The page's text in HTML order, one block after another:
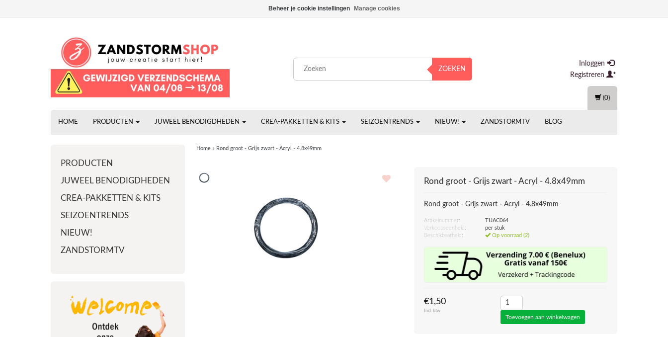
ZOEKEN
Inloggen
Registreren
HOME PRODUCTEN JUWEEL BENODIGDHEDEN CREA-PAKKETTEN & KITS SEIZOENTRENDS NIEUW! ZANDSTORMTV BLOG
(0)
PRODUCTEN
JUWEEL BENODIGDHEDEN
CREA-PAKKETTEN & KITS
SEIZOENTRENDS
NIEUW!
ZANDSTORMTV
Home» Rond groot - Grijs zwart - Acryl - 4.8x49mm
Rond groot - Grijs zwart - Acryl - 4.8x49mm
Rond groot - Grijs zwart - Acryl - 4.8x49mm
Artikelnummer:
TUAC064
Verkoopseenheid:
per stuk
Beschikbaarheid:
Op voorraad (2)
€1,50
Incl. btw
Beheer je cookie instellingen Manage cookies